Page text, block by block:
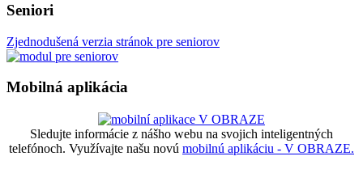
Seniori
Zjednodušená verzia stránok pre seniorov
Mobilná aplikácia
Sledujte informácie z nášho webu na svojich inteligentných
telefónoch. Využívajte našu novú mobilnú aplikáciu - V OBRAZE.